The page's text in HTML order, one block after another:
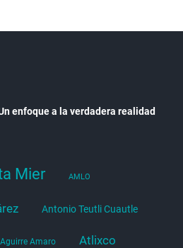
enfoque a la verdadera realidad
Mier AMLO
Antonio Teutli Cuautle
Amaro Atlixco